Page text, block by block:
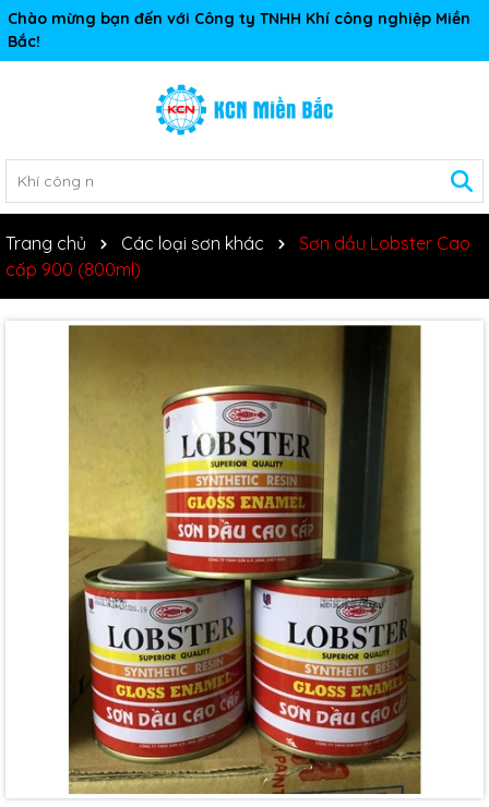
Chào mừng bạn đến với Công ty TNHH Khí công nghiệp Miền
Bắc!
Trang chủ Các loại sơn khác
Sơn dầu Lobster Cao
cấp 900 (800ml)